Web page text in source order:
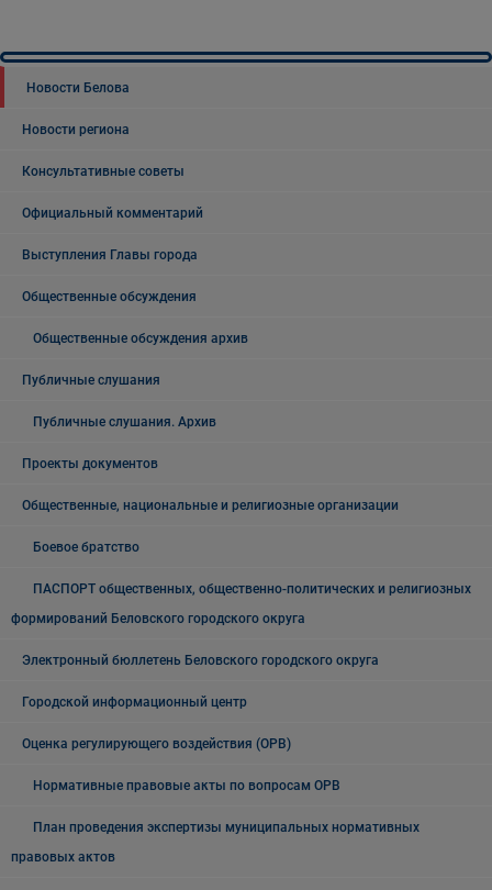
Новости Белова
Новости региона
Консультативные советы
Официальный комментарий
Выступления Главы города
Общественные обсуждения
Общественные обсуждения архив
Публичные слушания
Публичные слушания. Архив
Проекты документов
Общественные, национальные и религиозные организации
Боевое братство
ПАСПОРТ общественных, общественно-политических и религиозных
формирований Беловского городского округа
Электронный бюллетень Беловского городского округа
Городской информационный центр
Оценка регулирующего воздействия (ОРВ)
Нормативные правовые акты по вопросам ОРВ
План проведения экспертизы муниципальных нормативных
правовых актов